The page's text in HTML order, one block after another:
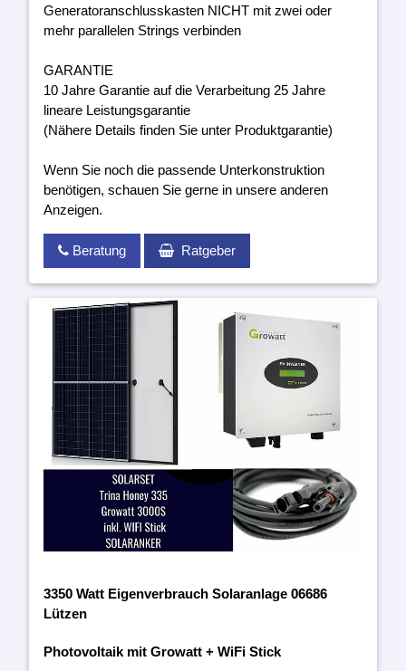
Generatoranschlusskasten NICHT mit zwei oder
mehr parallelen Strings verbinden
GARANTIE
10 Jahre Garantie auf die Verarbeitung 25 Jahre
lineare Leistungsgarantie
(Nähere Details finden Sie unter Produktgarantie)
Wenn Sie noch die passende Unterkonstruktion
benötigen, schauen Sie gerne in unsere anderen
Anzeigen.
Beratung Ratgeber
3350 Watt Eigenverbrauch Solaranlage 06686
Lützen
Photovoltaik mit Growatt + WiFi Stick